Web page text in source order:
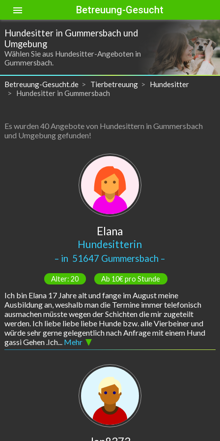
menu Betreuung-Gesucht
Hundesitter in Gummersbach und
Umgebung
Wählen Sie aus Hundesitter-Angeboten in
Gummersbach.
Betreuung-Gesucht.de Tierbetreuung
Hundesitter
Hundesitter in Gummersbach
Es wurden 40 Angebote von Hundesittern in Gummersbach
und Umgebung gefunden!
Elana
Hundesitterin
– in 51647 Gummersbach –
Alter: 20 Ab 10€ pro Stunde
Ich bin Elana 17 Jahre alt und fange im August meine
Ausbildung an, weshalb man die Termine immer telefonisch
ausmachen müsste wegen der Schichten die mir zugeteilt
werden. Ich liebe liebe liebe Hunde bzw. alle Vierbeiner und
würde sehr gerne gelegentlich nach Anfrage mit einem Hund
gassi Gehen .Ich... Mehr